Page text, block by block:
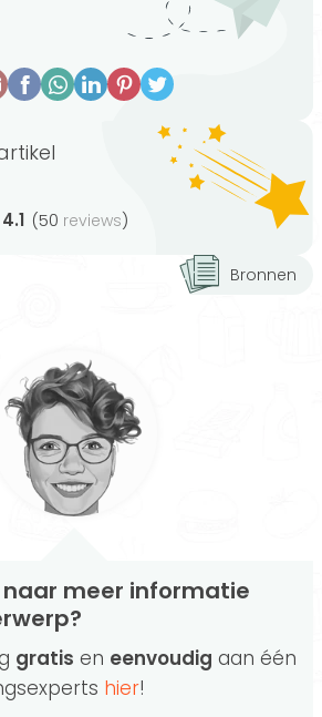
4.1 (50 reviews)
Bronnen
gratis en eenvoudig aan één
hier!